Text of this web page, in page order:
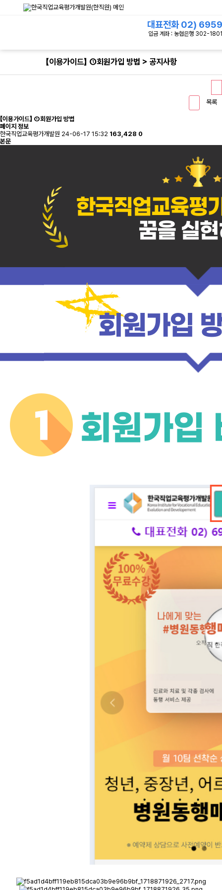
대표전화02)
입금 계좌 : 농협은행 302-
【이용가이드】 ①회원가입 방법 > 공지사항
목록
【이용가이드】 ①회원가입 방법
페이지 정보
한국직업교육평가개발원 24-06-17 15:32 163,428 0
본문